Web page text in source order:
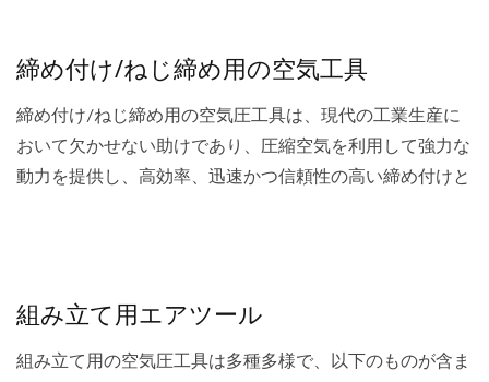
締め付け/ねじ締め用の空気工具
締め付け/ねじ締め用の空気圧工具は、現代の工業生産に
おいて欠かせない助けであり、圧縮空気を利用して強力な
動力を提供し、高効率、迅速かつ信頼性の高い締め付けと
組み立て用エアツール
組み立て用の空気圧工具は多種多様で、以下のものが含ま